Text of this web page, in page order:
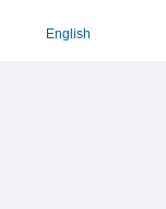
English